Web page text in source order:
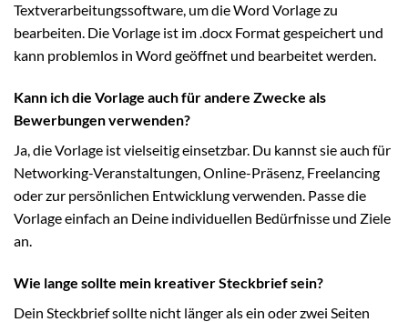
Textverarbeitungssoftware, um die Word Vorlage zu
bearbeiten. Die Vorlage ist im .docx Format gespeichert und
kann problemlos in Word geöffnet und bearbeitet werden.
Kann ich die Vorlage auch für andere Zwecke als
Bewerbungen verwenden?
Ja, die Vorlage ist vielseitig einsetzbar. Du kannst sie auch für
Networking-Veranstaltungen, Online-Präsenz, Freelancing
oder zur persönlichen Entwicklung verwenden. Passe die
Vorlage einfach an Deine individuellen Bedürfnisse und Ziele
an.
Wie lange sollte mein kreativer Steckbrief sein?
Dein Steckbrief sollte nicht länger als ein oder zwei Seiten